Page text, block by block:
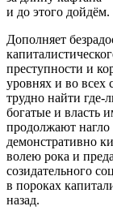
и до этого дойдём.
Дополняет
преступности и
уровнях и во всех
трудно найти где-
богатые и власть
продолжают
демонстративно
волею рока и
созидательного
в пороках
назад.